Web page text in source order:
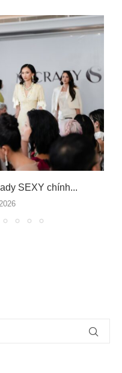
SEXY chính...